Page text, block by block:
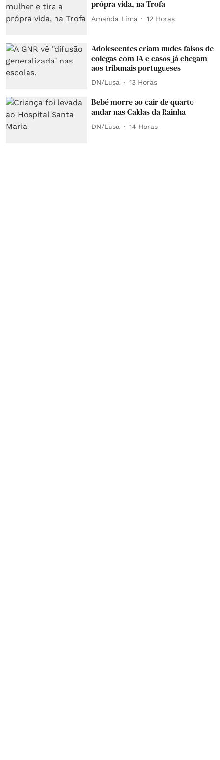
própra vida, na Trofa
Amanda Lima 12 Horas
Adolescentes criam nudes falsos de
colegas com IA e casos já chegam
aos tribunais portugueses
DN/Lusa 13 Horas
Bebé morre ao cair de quarto
andar nas Caldas da Rainha
DN/Lusa 14 Horas